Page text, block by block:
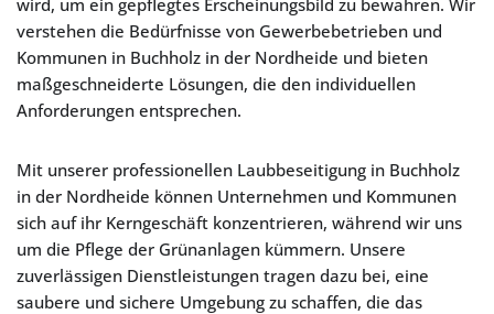
wird, um ein gepflegtes Erscheinungsbild zu bewahren. Wir
verstehen die Bedürfnisse von Gewerbebetrieben und
Kommunen in Buchholz in der Nordheide und bieten
maßgeschneiderte Lösungen, die den individuellen
Anforderungen entsprechen.
Mit unserer professionellen Laubbeseitigung in Buchholz
in der Nordheide können Unternehmen und Kommunen
sich auf ihr Kerngeschäft konzentrieren, während wir uns
um die Pflege der Grünanlagen kümmern. Unsere
zuverlässigen Dienstleistungen tragen dazu bei, eine
saubere und sichere Umgebung zu schaffen, die das